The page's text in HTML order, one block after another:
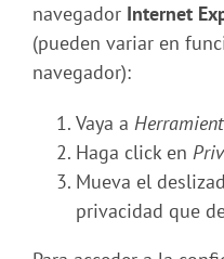
navegador Internet
(pueden variar en
navegador):
Vaya a
Haga click en
Mueva el
privacidad que